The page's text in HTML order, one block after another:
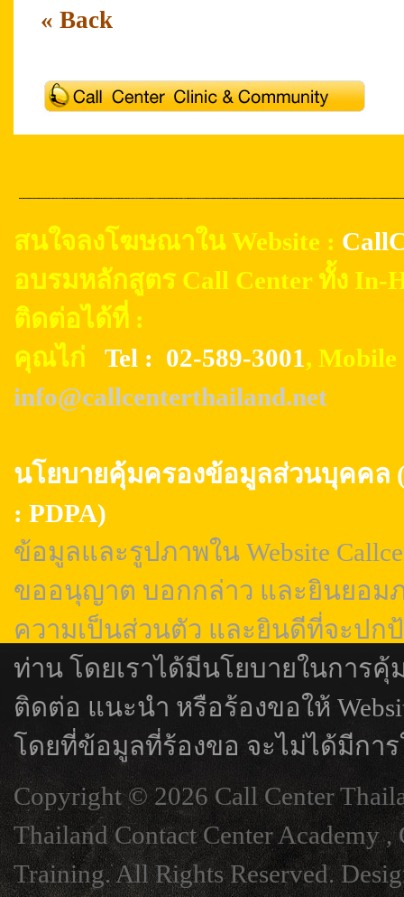
« Back
สนใจลงโฆษณาใน Website :
อบรมหลักสูตร Call Center ทั้ง In-
ติดต่อได้ที่ :
คุณไก่ Tel : 02-589-3001,
info@callcenterthailand.net
นโยบายคุ้มครองข้อมูลส่วนบุคคล
: PDPA)
ข้อมูลและรูปภาพใน Website
ขออนุญาต บอกกล่าว และยินยอม
ความเป็นส่วนตัว และยินดีที่จะปก
ท่าน โดยเราได้มีนโยบายในการ
ติดต่อ แนะนำ หรือร้องขอให้
โดยที่ข้อมูลที่ร้องขอ จะไม่ได้มีกา
Copyright © 2026 Call Center
Thailand Contact Center Academy
Training. All Rights Reserved.